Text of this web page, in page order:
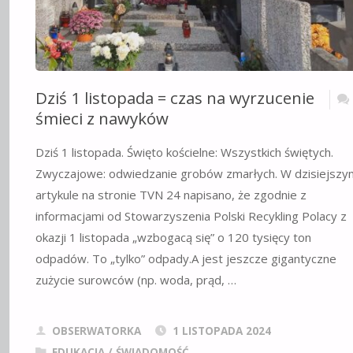
Dziś 1 listopada = czas na wyrzucenie
śmieci z nawyków
Dziś 1 listopada. Święto kościelne: Wszystkich świętych.
Zwyczajowe: odwiedzanie grobów zmarłych. W
artykule na stronie TVN 24 napisano, że zgodnie z
informacjami od Stowarzyszenia Polski Recykling Polacy z
okazji 1 listopada „wzbogacą się” o 120 tysięcy ton
odpadów. To „tylko” odpady.A jest jeszcze gigantyczne
zużycie surowców (np. woda, prąd, …
OBSERWATORKA
1 LISTOPADA 2024